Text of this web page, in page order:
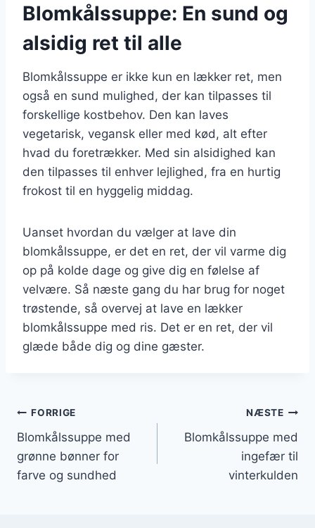
Blomkålssuppe: En sund og
alsidig ret til alle
Blomkålssuppe er ikke kun en lækker ret, men
også en sund mulighed, der kan tilpasses til
forskellige kostbehov. Den kan laves
vegetarisk, vegansk eller med kød, alt efter
hvad du foretrækker. Med sin alsidighed kan
den tilpasses til enhver lejlighed, fra en hurtig
frokost til en hyggelig middag.
Uanset hvordan du vælger at lave din
blomkålssuppe, er det en ret, der vil varme dig
op på kolde dage og give dig en følelse af
velvære. Så næste gang du har brug for noget
trøstende, så overvej at lave en lækker
blomkålssuppe med ris. Det er en ret, der vil
glæde både dig og dine gæster.
Indlægsnavigation
FORRIGE
Blomkålssuppe med
grønne bønner for
farve og sundhed
NÆSTE
Blomkålssuppe med
ingefær til
vinterkulden